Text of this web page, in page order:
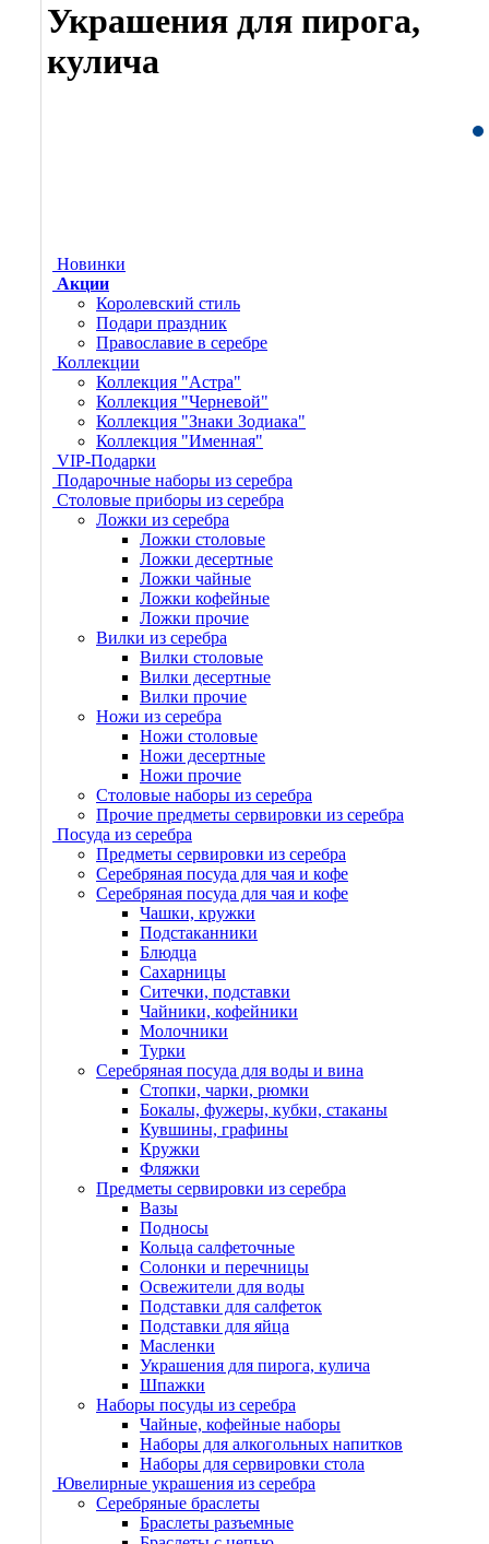
Украшения для пирога,
кулича
Новинки
Акции
Королевский стиль
Подари праздник
Православие в серебре
Коллекции
Коллекция "Астра"
Коллекция "Черневой"
Коллекция "Знаки Зодиака"
Коллекция "Именная"
VIP-Подарки
Подарочные наборы из серебра
Столовые приборы из серебра
Ложки из серебра
Ложки столовые
Ложки десертные
Ложки чайные
Ложки кофейные
Ложки прочие
Вилки из серебра
Вилки столовые
Вилки десертные
Вилки прочие
Ножи из серебра
Ножи столовые
Ножи десертные
Ножи прочие
Столовые наборы из серебра
Прочие предметы сервировки из серебра
Посуда из серебра
Предметы сервировки из серебра
Серебряная посуда для чая и кофе
Серебряная посуда для чая и кофе
Чашки, кружки
Подстаканники
Блюдца
Сахарницы
Ситечки, подставки
Чайники, кофейники
Молочники
Турки
Серебряная посуда для воды и вина
Стопки, чарки, рюмки
Бокалы, фужеры, кубки, стаканы
Кувшины, графины
Кружки
Фляжки
Предметы сервировки из серебра
Вазы
Подносы
Кольца салфеточные
Солонки и перечницы
Освежители для воды
Подставки для салфеток
Подставки для яйца
Масленки
Украшения для пирога, кулича
Шпажки
Наборы посуды из серебра
Чайные, кофейные наборы
Наборы для алкогольных напитков
Наборы для сервировки стола
Ювелирные украшения из серебра
Серебряные браслеты
Браслеты разъемные